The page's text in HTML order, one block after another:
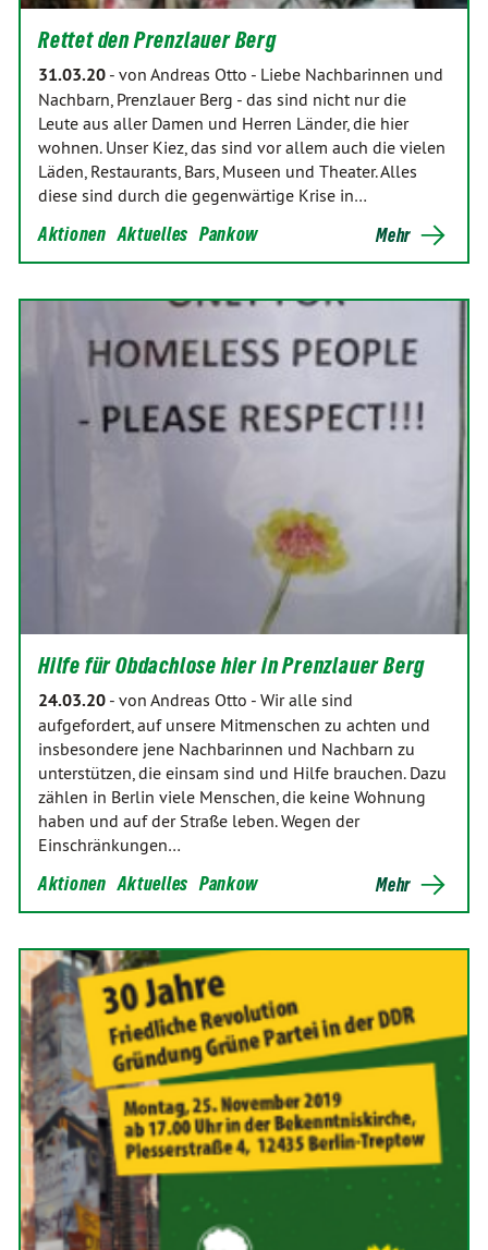
Rettet den Prenzlauer Berg
31.03.20 - von Andreas Otto - Liebe Nachbarinnen und
Nachbarn, Prenzlauer Berg - das sind nicht nur die
Leute aus aller Damen und Herren Länder, die hier
wohnen. Unser Kiez, das sind vor allem auch die vielen
Läden, Restaurants, Bars, Museen und Theater. Alles
diese sind durch die gegenwärtige Krise in…
Aktionen Aktuelles Pankow Mehr
Hilfe für Obdachlose hier in Prenzlauer Berg
24.03.20 - von Andreas Otto - Wir alle sind
aufgefordert, auf unsere Mitmenschen zu achten und
insbesondere jene Nachbarinnen und Nachbarn zu
unterstützen, die einsam sind und Hilfe brauchen. Dazu
zählen in Berlin viele Menschen, die keine Wohnung
haben und auf der Straße leben. Wegen der
Einschränkungen…
Aktionen Aktuelles Pankow Mehr